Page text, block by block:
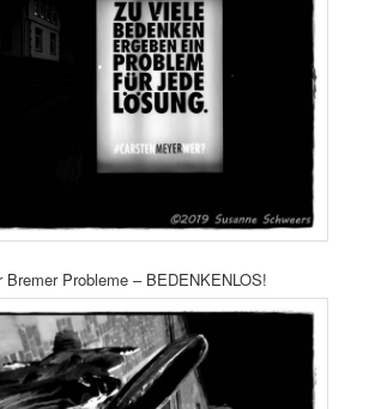
Probleme – BEDENKENLOS!